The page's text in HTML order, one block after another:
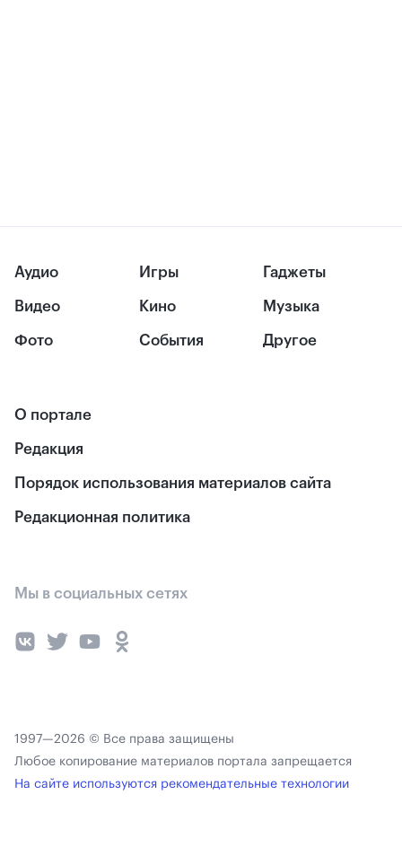
Аудио
Видео
Фото
Игры
Кино
События
Гаджеты
Музыка
Другое
О портале
Редакция
Порядок использования материалов сайта
Редакционная политика
Мы в социальных сетях
1997—2026 © Все права защищены
Любое копирование материалов портала запрещается
На сайте используются рекомендательные технологии